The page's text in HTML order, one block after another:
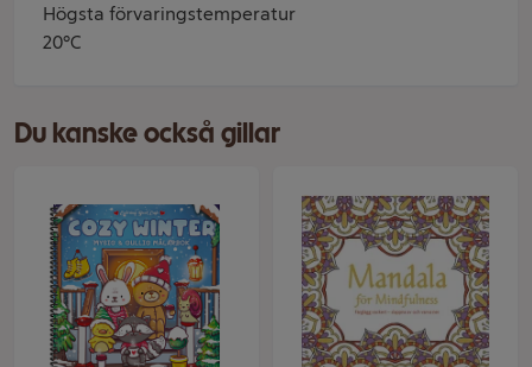
Högsta förvaringstemperatur
20°C
Du kanske också gillar